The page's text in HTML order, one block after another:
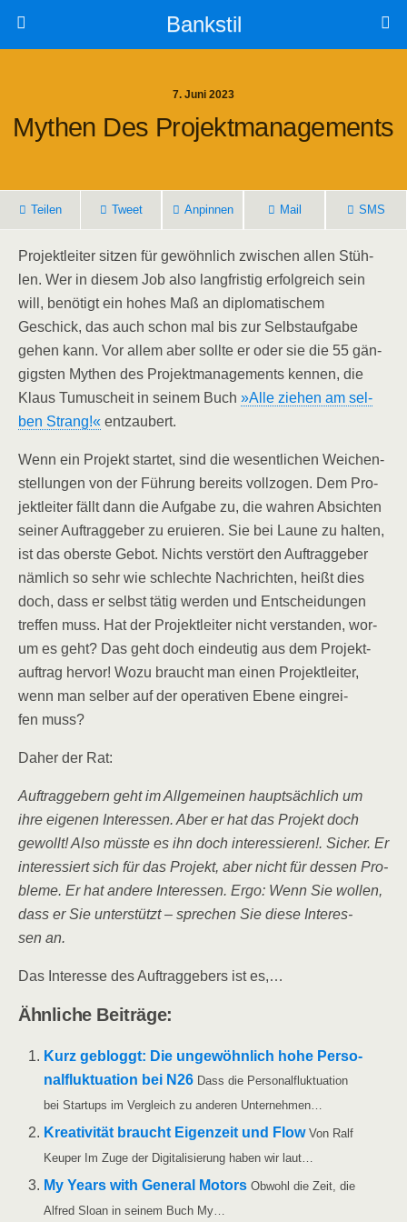
Bankstil
7. Juni 2023
Mythen Des Projektmanagements
Tei­len Tweet Anpin­nen Mail SMS
Pro­jekt­lei­ter sit­zen für gewöhn­lich zwi­schen allen Stüh­
len. Wer in die­sem Job also lang­fris­tig erfolg­reich sein
will, benö­tigt ein hohes Maß an diplo­ma­ti­schem
Geschick, das auch schon mal bis zur Selbst­auf­ga­be
gehen kann. Vor allem aber soll­te er oder sie die 55 gän­
gigs­ten Mythen des Pro­jekt­ma­nage­ments ken­nen, die
Klaus Tumu­scheit in sei­nem Buch »Alle zie­hen am sel­
ben Strang!« entzaubert.
Wenn ein Pro­jekt star­tet, sind die wesent­li­chen Wei­chen­
stel­lun­gen von der Füh­rung bereits voll­zo­gen. Dem Pro­
jekt­lei­ter fällt dann die Auf­ga­be zu, die wah­ren Absich­ten
sei­ner Auf­trag­ge­ber zu eru­ie­ren. Sie bei Lau­ne zu hal­ten,
ist das obers­te Gebot. Nichts ver­stört den Auf­trag­ge­ber
näm­lich so sehr wie schlech­te Nach­rich­ten, heißt dies
doch, dass er selbst tätig wer­den und Ent­schei­dun­gen
tref­fen muss. Hat der Pro­jekt­lei­ter nicht ver­stan­den, wor­
um es geht? Das geht doch ein­deu­tig aus dem Pro­jekt­
auf­trag her­vor! Wozu braucht man einen Pro­jekt­lei­ter,
wenn man sel­ber auf der ope­ra­ti­ven Ebe­ne ein­grei­
fen muss?
Daher der Rat:
Auf­trag­ge­bern geht im All­ge­mei­nen haupt­säch­lich um
ihre eige­nen Inter­es­sen. Aber er hat das Pro­jekt doch
gewollt! Also müss­te es ihn doch inter­es­sie­ren!. Sicher. Er
inter­es­siert sich für das Pro­jekt, aber nicht für des­sen Pro­
ble­me. Er hat ande­re Inter­es­sen. Ergo: Wenn Sie wol­len,
dass er Sie unter­stützt – spre­chen Sie die­se Inter­es­
sen an.
Das Inter­es­se des Auf­trag­ge­bers ist es,…
Ähn­li­che Beiträge:
Kurz gebloggt: Die unge­wöhn­lich hohe Per­so­
nal­fluk­tua­ti­on bei N26 Dass die Per­so­nal­fluk­tua­ti­on
bei Start­ups im Ver­gleich zu ande­ren Unternehmen…
Krea­ti­vi­tät braucht Eigen­zeit und Flow Von Ralf
Keu­per Im Zuge der Digi­ta­li­sie­rung haben wir laut…
My Years with Gene­ral Motors Obwohl die Zeit, die
Alfred Slo­an in sei­nem Buch My…